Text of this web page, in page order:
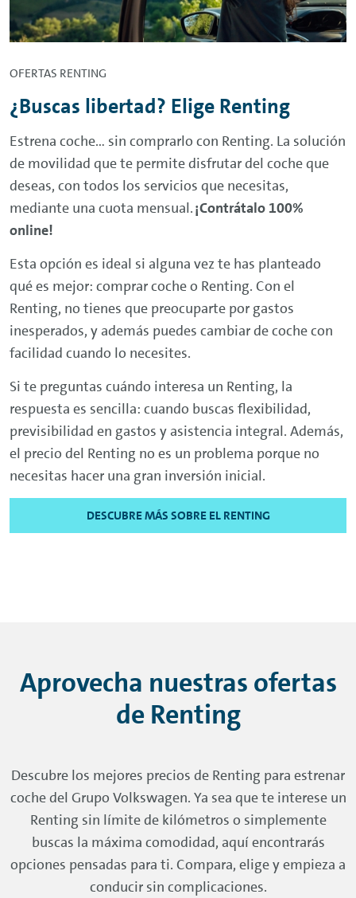
OFERTAS RENTING
¿Buscas libertad? Elige Renting
Estrena coche… sin comprarlo con Renting. La solución
de movilidad que te permite disfrutar del coche que
deseas, con todos los servicios que necesitas,
mediante una cuota mensual.¡Contrátalo 100%
online!
Esta opción es ideal si alguna vez te has planteado
qué es mejor: comprar coche o Renting. Con el
Renting, no tienes que preocuparte por gastos
inesperados, y además puedes cambiar de coche con
facilidad cuando lo necesites.
Si te preguntas cuándo interesa un Renting, la
respuesta es sencilla: cuando buscas flexibilidad,
previsibilidad en gastos y asistencia integral. Además,
el precio del Renting no es un problema porque no
necesitas hacer una gran inversión inicial.
DESCUBRE MÁS SOBRE EL RENTING
Aprovecha nuestras ofertas
de Renting
Descubre los mejores precios de Renting para estrenar
coche del Grupo Volkswagen. Ya sea que te interese un
Renting sin límite de kilómetros o simplemente
buscas la máxima comodidad, aquí encontrarás
opciones pensadas para ti. Compara, elige y empieza a
conducir sin complicaciones.